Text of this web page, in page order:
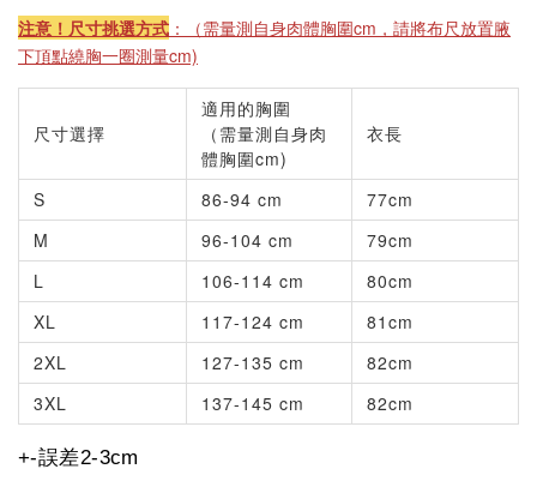
注意！尺寸挑選方式 ：（需量測自身肉體胸圍cm，請將布尺放置腋
下頂點繞胸一圈測量cm)
尺寸選擇
適用的胸圍
（需量測自身肉
體胸圍cm)
衣長
S 86-94 cm
77cm
M
96-104 cm
79cm
L
106-114 cm
80cm
XL
117-124 cm
81cm
2XL
127-135 cm
82cm
3XL
137-145 cm 82cm
+-誤差2-3cm